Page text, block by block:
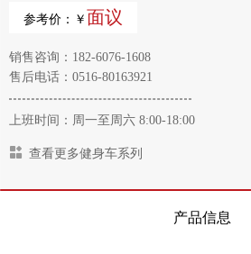
参考价：￥ 面议
销售咨询：182-6076-1608
售后电话：0516-80163921
上班时间：周一至周六 8:00-18:00
查看更多健身车系列
产品信息